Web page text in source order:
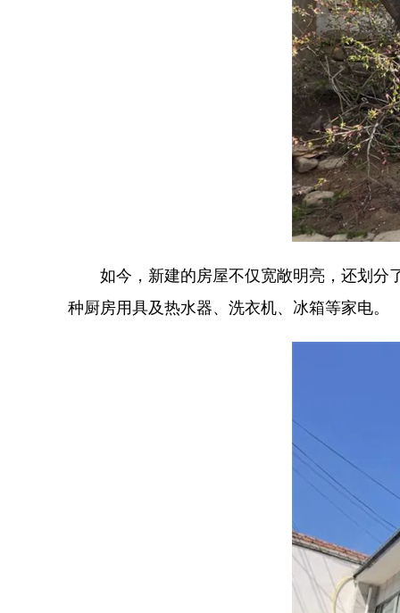
如今，新建的房屋不仅宽敞明亮，还划分
种厨房用具及热水器、洗衣机、冰箱等家电。